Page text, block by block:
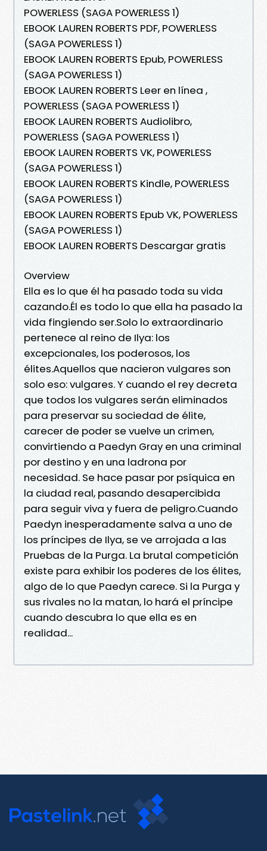
POWERLESS (SAGA POWERLESS 1)
EBOOK LAUREN ROBERTS PDF, POWERLESS
(SAGA POWERLESS 1)
EBOOK LAUREN ROBERTS Epub, POWERLESS
(SAGA POWERLESS 1)
EBOOK LAUREN ROBERTS Leer en línea ,
POWERLESS (SAGA POWERLESS 1)
EBOOK LAUREN ROBERTS Audiolibro,
POWERLESS (SAGA POWERLESS 1)
EBOOK LAUREN ROBERTS VK, POWERLESS
(SAGA POWERLESS 1)
EBOOK LAUREN ROBERTS Kindle, POWERLESS
(SAGA POWERLESS 1)
EBOOK LAUREN ROBERTS Epub VK, POWERLESS
(SAGA POWERLESS 1)
EBOOK LAUREN ROBERTS Descargar gratis
Overview
Ella es lo que él ha pasado toda su vida
cazando.Él es todo lo que ella ha pasado la
vida fingiendo ser.Solo lo extraordinario
pertenece al reino de Ilya: los
excepcionales, los poderosos, los
élites.Aquellos que nacieron vulgares son
solo eso: vulgares. Y cuando el rey decreta
que todos los vulgares serán eliminados
para preservar su sociedad de élite,
carecer de poder se vuelve un crimen,
convirtiendo a Paedyn Gray en una criminal
por destino y en una ladrona por
necesidad. Se hace pasar por psíquica en
la ciudad real, pasando desapercibida
para seguir viva y fuera de peligro.Cuando
Paedyn inesperadamente salva a uno de
los príncipes de Ilya, se ve arrojada a las
Pruebas de la Purga. La brutal competición
existe para exhibir los poderes de los élites,
algo de lo que Paedyn carece. Si la Purga y
sus rivales no la matan, lo hará el príncipe
cuando descubra lo que ella es en
realidad...